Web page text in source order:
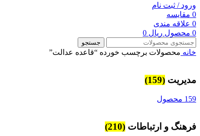
ورود / ثبت نام
0 مقایسه
0 علاقه مندی
0 محصول ریال
جستجو
خانه محصولات برچسب خورده “قاعده عدالت”
مديريت (159)
159 محصول
فرهنگ و ارتباطات (210)